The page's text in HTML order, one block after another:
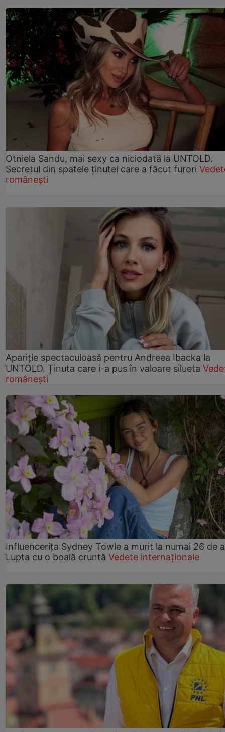
Otniela Sandu, mai sexy ca niciodată la UNTOLD.
Secretul din spatele ținutei care a făcut furori
românești
Apariție spectaculoasă pentru Andreea Ibacka la
UNTOLD. Ținuta care i-a pus în valoare silueta
românești
Influencerița Sydney Towle a murit la numai 26 de
Lupta cu o boală cruntă Vedete internaționale